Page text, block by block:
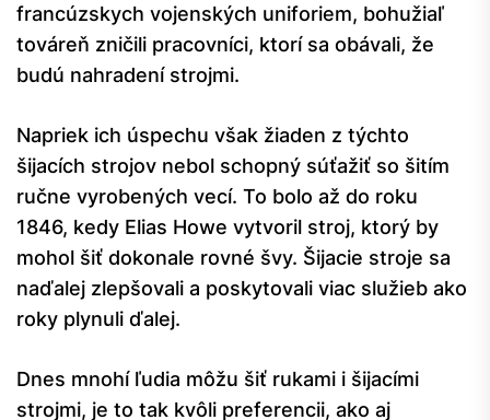
francúzskych vojenských uniforiem, bohužiaľ
továreň zničili pracovníci, ktorí sa obávali, že
budú nahradení strojmi.
Napriek ich úspechu však žiaden z týchto
šijacích strojov nebol schopný súťažiť so šitím
ručne vyrobených vecí. To bolo až do roku
1846, kedy Elias Howe vytvoril stroj, ktorý by
mohol šiť dokonale rovné švy. Šijacie stroje sa
naďalej zlepšovali a poskytovali viac služieb ako
roky plynuli ďalej.
Dnes mnohí ľudia môžu šiť rukami i šijacími
strojmi, je to tak kvôli preferencii, ako aj